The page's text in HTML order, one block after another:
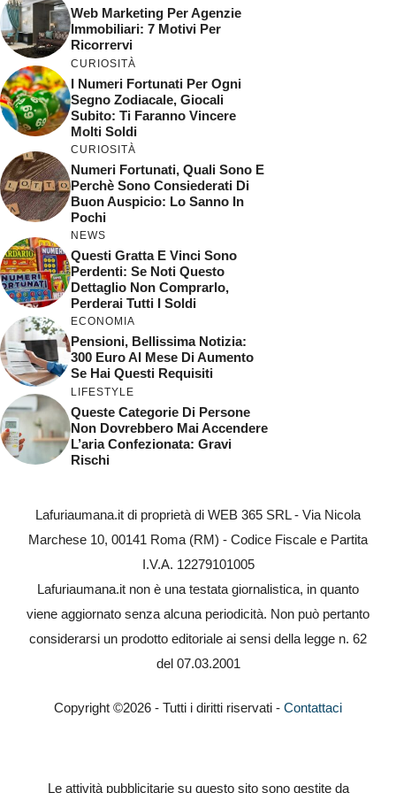
Web Marketing Per Agenzie
Immobiliari: 7 Motivi Per
Ricorrervi
CURIOSITÀ
I Numeri Fortunati Per Ogni
Segno Zodiacale, Giocali
Subito: Ti Faranno Vincere
Molti Soldi
CURIOSITÀ
Numeri Fortunati, Quali Sono E
Perchè Sono Consiederati Di
Buon Auspicio: Lo Sanno In
Pochi
NEWS
Questi Gratta E Vinci Sono
Perdenti: Se Noti Questo
Dettaglio Non Comprarlo,
Perderai Tutti I Soldi
ECONOMIA
Pensioni, Bellissima Notizia:
300 Euro Al Mese Di Aumento
Se Hai Questi Requisiti
LIFESTYLE
Queste Categorie Di Persone
Non Dovrebbero Mai Accendere
L’aria Confezionata: Gravi
Rischi
Lafuriaumana.it di proprietà di WEB 365 SRL - Via Nicola
Marchese 10, 00141 Roma (RM) - Codice Fiscale e Partita
I.V.A. 12279101005
Lafuriaumana.it non è una testata giornalistica, in quanto
viene aggiornato senza alcuna periodicità. Non può pertanto
considerarsi un prodotto editoriale ai sensi della legge n. 62
del 07.03.2001
Copyright ©2026 - Tutti i diritti riservati - Contattaci
Le attività pubblicitarie su questo sito sono gestite da